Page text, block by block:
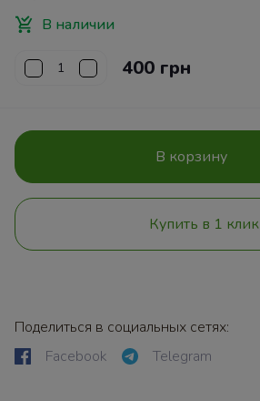
В наличии
400 грн
В корзину
Купить в 1 клик
Поделиться в социальных сетях:
Facebook
Telegram